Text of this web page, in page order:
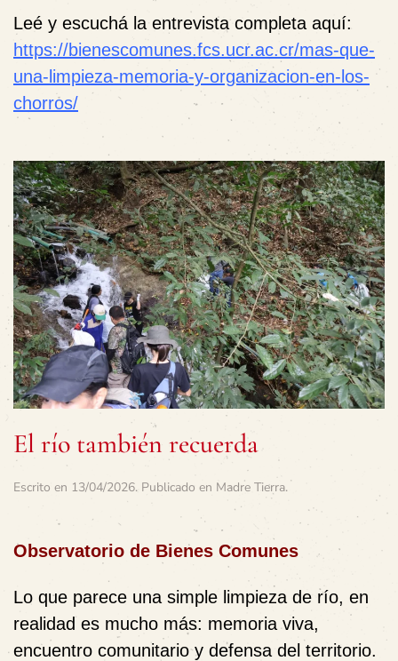
Leé y escuchá la entrevista completa aquí:
https://bienescomunes.fcs.ucr.ac.cr/mas-que-
una-limpieza-memoria-y-organizacion-en-los-
chorros/
El río también recuerda
Escrito en 13/04/2026. Publicado en Madre Tierra.
Observatorio de Bienes Comunes
Lo que parece una simple limpieza de río, en
realidad es mucho más: memoria viva,
encuentro comunitario y defensa del territorio.